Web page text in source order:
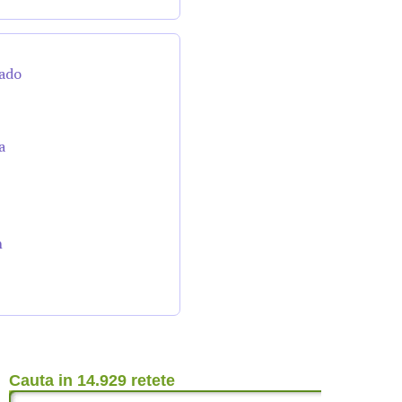
Cauta in 14.929 retete